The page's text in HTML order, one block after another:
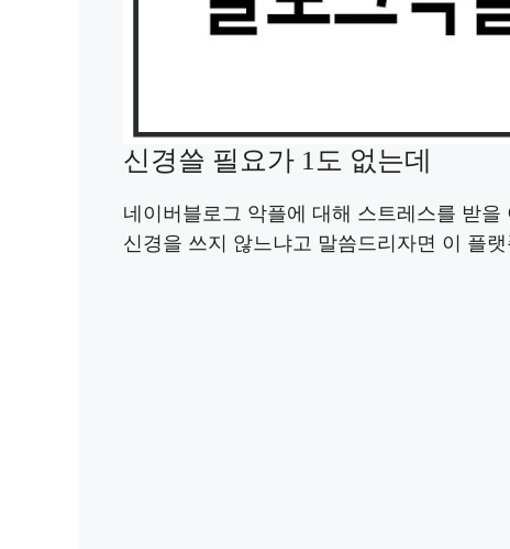
신경쓸 필요가 1도 없는데
네이버블로그 악플에 대해 스트레스를 받
신경을 쓰지 않느냐고 말씀드리자면 이 플